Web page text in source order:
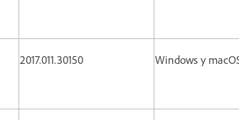
2017.011.30150 Windows y